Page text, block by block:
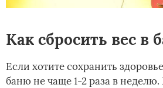
Как сбросить вес в
Если хотите сохранить
баню не чаще 1-2 раза в